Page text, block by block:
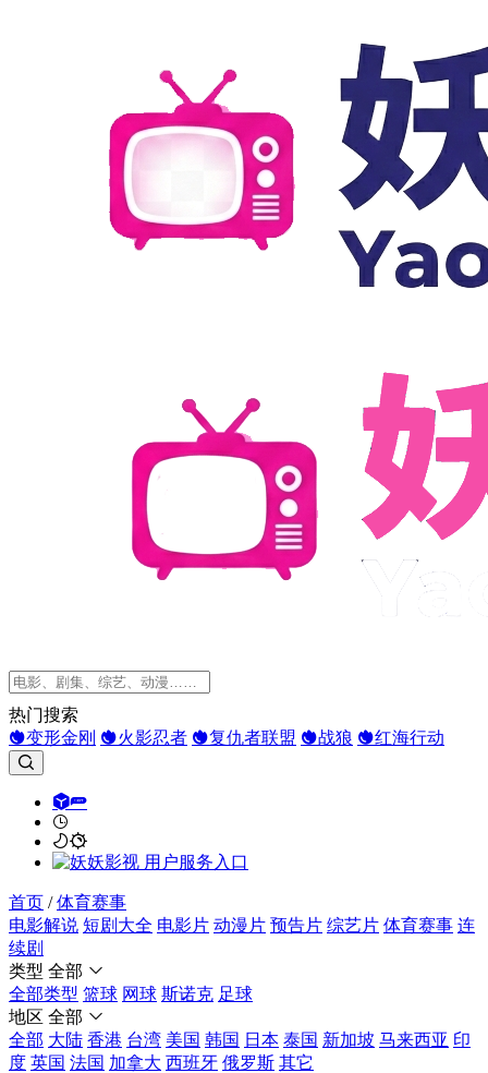
热门搜索
变形金刚
火影忍者 复仇者联盟 战狼 红海行动
首页 /体育赛事
电影解说 短剧大全 电影片 动漫片 预告片 综艺片 体育赛事 连
续剧
类型 全部
全部类型 篮球 网球 斯诺克 足球
地区 全部
全部 大陆 香港 台湾 美国 韩国 日本 泰国 新加坡 马来西亚 印
度 英国 法国 加拿大 西班牙 俄罗斯 其它